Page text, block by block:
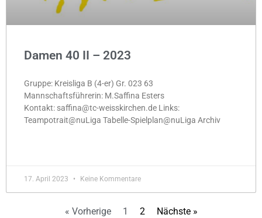
Damen 40 II – 2023
Gruppe: Kreisliga B (4-er) Gr. 023 63
Mannschaftsführerin: M.Saffina Esters
Kontakt: saffina@tc-weisskirchen.de Links:
Teampotrait@nuLiga Tabelle-Spielplan@nuLiga Archiv
17. April 2023 Keine Kommentare
« Vorherige 1 2 Nächste »